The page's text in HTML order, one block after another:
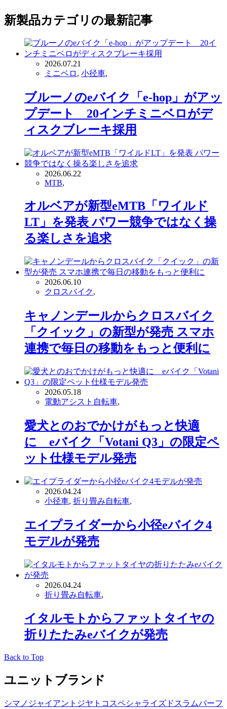
新製品カテゴリの最新記事
2026.07.21
ミニベロ , 小径車,
ブルーノのeバイク「e-hop」がアッ
プデート 20インチミニベロがデ
ィスクブレーキ採用
2026.06.22
MTB,
オルベアが新型eMTB「ワイルド
LT」を発表 パワー競争ではなく操
る楽しさを追求
2026.06.10
クロスバイク,
キャノンデールからクロスバイク
「クイック」の新型が発売 スマホ
連携で毎日の移動をもっと便利に
2026.05.18
電動アシスト自転車,
愛犬とのおでかけがもっと快適
に eバイク「Votani Q3」の限定ペ
ット仕様モデル発売
2026.04.24
小径車, 折り畳み自転車,
エイプライダーから小径eバイク4
モデルが発売
2026.04.24
折り畳み自転車,
イタルモトからファットタイヤの
折りたたみeバイクが発売
Back to Top
ユニットブランド
シマノ ジャイアント ジヤトコ スペシャライズド スラムバーフ